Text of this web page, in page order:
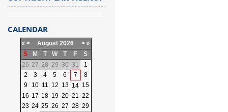
CALENDAR
« < August 2026 > »
S
M T W T F
S
26 27 28 29 30 31
1
2
3 4 5 6 7
8
9
10 11 12 13 14 15
16 17 18 19 20 21 22
23 24 25 26 27 28 29